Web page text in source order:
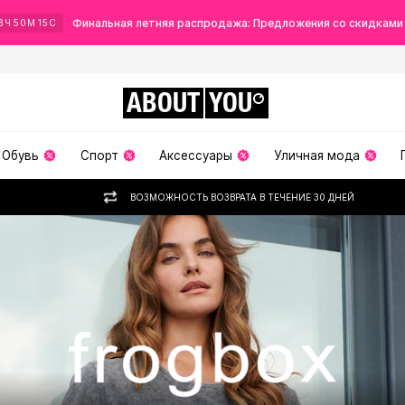
Ч 50 М 15 С Финальная летняя распродажа: Предложения со
ABOUT YOU
Обувь Спорт Аксессуары Уличная мода
ВОЗМОЖНОСТЬ ВОЗВРАТА В ТЕЧЕНИЕ 30 ДНЕЙ